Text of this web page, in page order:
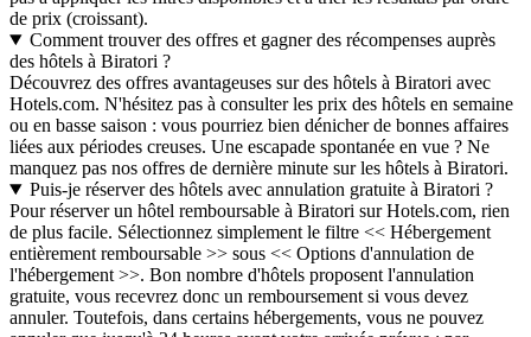
de prix (croissant).
Comment trouver des offres et gagner des récompenses auprès
des hôtels à Biratori ?
Découvrez des offres avantageuses sur des hôtels à Biratori avec
Hotels.com. N'hésitez pas à consulter les prix des hôtels en semaine
ou en basse saison : vous pourriez bien dénicher de bonnes affaires
liées aux périodes creuses. Une escapade spontanée en vue ? Ne
manquez pas nos offres de dernière minute sur les hôtels à Biratori.
Puis-je réserver des hôtels avec annulation gratuite à Biratori ?
Pour réserver un hôtel remboursable à Biratori sur Hotels.com, rien
de plus facile. Sélectionnez simplement le filtre << Hébergement
entièrement remboursable >> sous << Options d'annulation de
l'hébergement >>. Bon nombre d'hôtels proposent l'annulation
gratuite, vous recevrez donc un remboursement si vous devez
annuler. Toutefois, dans certains hébergements, vous ne pouvez